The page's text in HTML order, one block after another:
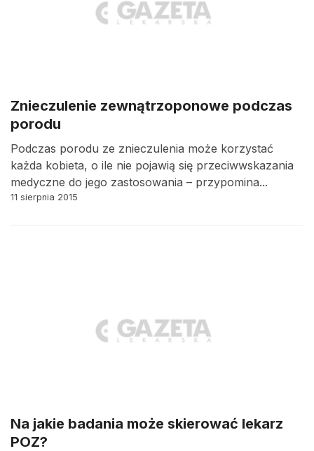
Znieczulenie zewnątrzoponowe podczas
porodu
Podczas porodu ze znieczulenia może korzystać
każda kobieta, o ile nie pojawią się przeciwwskazania
medyczne do jego zastosowania – przypomina...
11 sierpnia 2015
Na jakie badania może skierować lekarz
POZ?